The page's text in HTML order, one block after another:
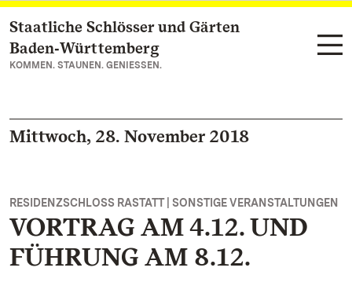
Zum Hauptinhalt springen
Staatliche Schlösser und Gärten
Baden‑Württemberg
KOMMEN. STAUNEN. GENIESSEN.
Mittwoch, 28. November 2018
RESIDENZSCHLOSS RASTATT | SONSTIGE VERANSTALTUNGEN
VORTRAG AM 4.12. UND
FÜHRUNG AM 8.12.